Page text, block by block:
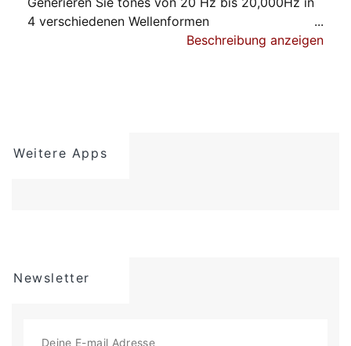
4 verschiedenen Wellenformen
· Sinus-, Rechteck-, Dreieck- und
· 64-Bit-Universal-App, funktioniert mit iPhone,
Beschreibung anzeigen
Weitere Apps
Newsletter